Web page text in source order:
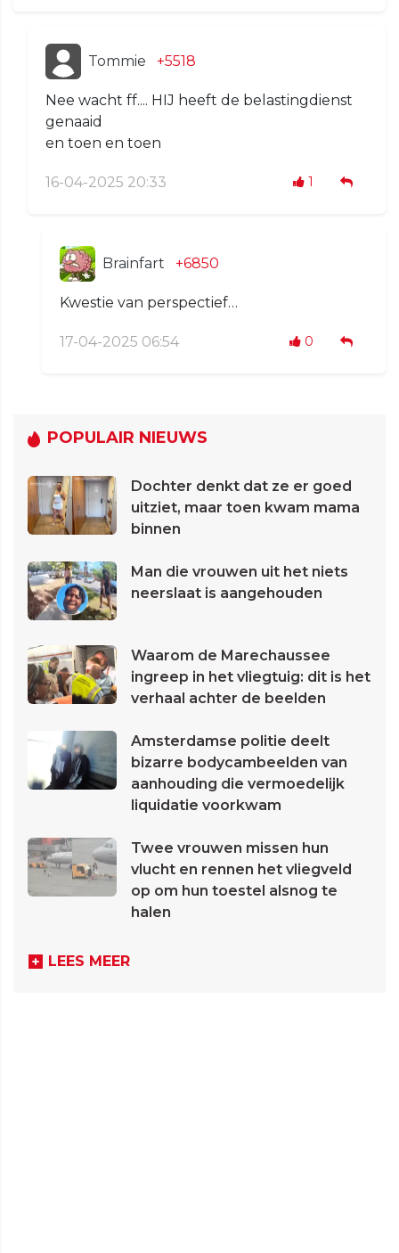
Tommie +5518
Nee wacht ff.... HIJ heeft de belastingdienst
genaaid
en toen en toen
16-04-2025 20:33 1
Brainfart +6850
Kwestie van perspectief…
17-04-2025 06:54 0
POPULAIR NIEUWS
Dochter denkt dat ze er goed
uitziet, maar toen kwam mama
binnen
Man die vrouwen uit het niets
neerslaat is aangehouden
Waarom de Marechaussee
ingreep in het vliegtuig: dit is het
verhaal achter de beelden
Amsterdamse politie deelt
bizarre bodycambeelden van
aanhouding die vermoedelijk
liquidatie voorkwam
Twee vrouwen missen hun
vlucht en rennen het vliegveld
op om hun toestel alsnog te
halen
LEES MEER